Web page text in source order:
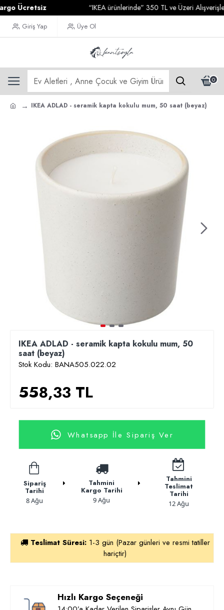
Ücretsiz “IKEA ürünlerinde” 350 TL ve Üzeri
Giriş Yap Üye Ol
0
IKEA ADLAD - seramik kapta kokulu mum, 50 saat (beyaz)
IKEA ADLAD - seramik kapta kokulu mum, 50
saat (beyaz)
Stok Kodu: BANA505.022.02
558,33 TL
Whatsapp İle Sipariş Ver
Sipariş
Tarihi
8 Ağu
Tahmini
Kargo Tarihi
9 Ağu
Tahmini
Teslimat
Tarihi
12 Ağu
Teslimat Süresi: 1-3 gün (Pazar günleri ve resmi tatiller
hariçtir)
Hızlı Kargo Seçeneği